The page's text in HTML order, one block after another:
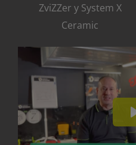
ZviZZer y System X
Ceramic